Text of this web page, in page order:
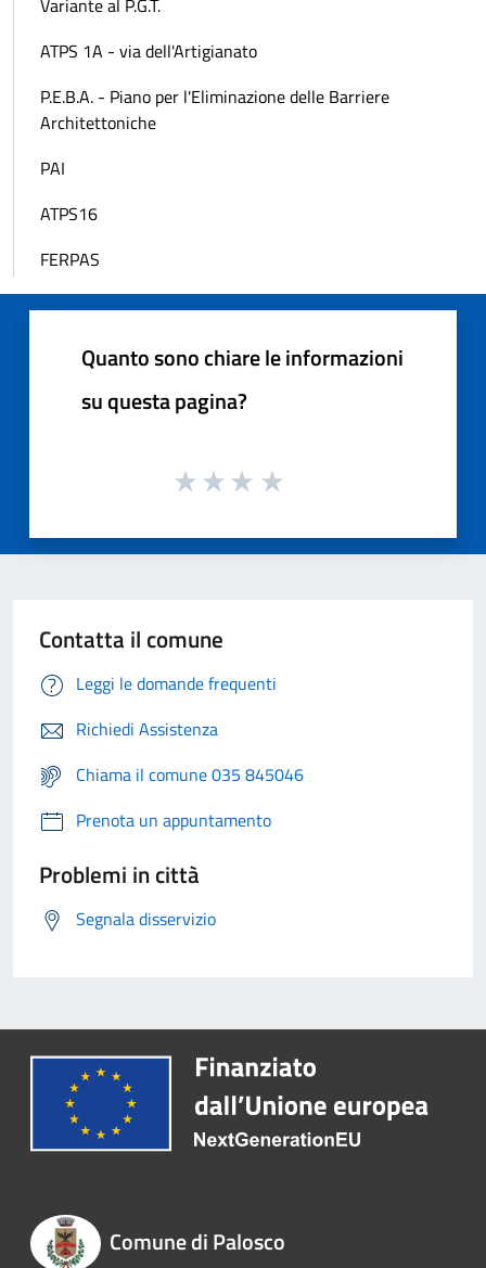
ATPS 1A - via dell'Artigianato
P.E.B.A. - Piano per l'Eliminazione delle Barriere
Architettoniche
PAI
ATPS16
FERPAS
Quanto sono chiare le informazioni
su questa pagina?
Contatta il comune
Leggi le domande frequenti
Richiedi Assistenza
Chiama il comune 035 845046
Prenota un appuntamento
Problemi in città
Segnala disservizio
Comune di Palosco